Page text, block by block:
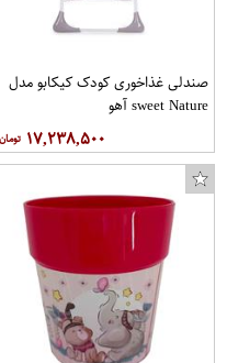
صندلی غذاخوری کودک کیکابو مدل
sweet Nature آهو
۱۷,۲۳۸,۵۰۰